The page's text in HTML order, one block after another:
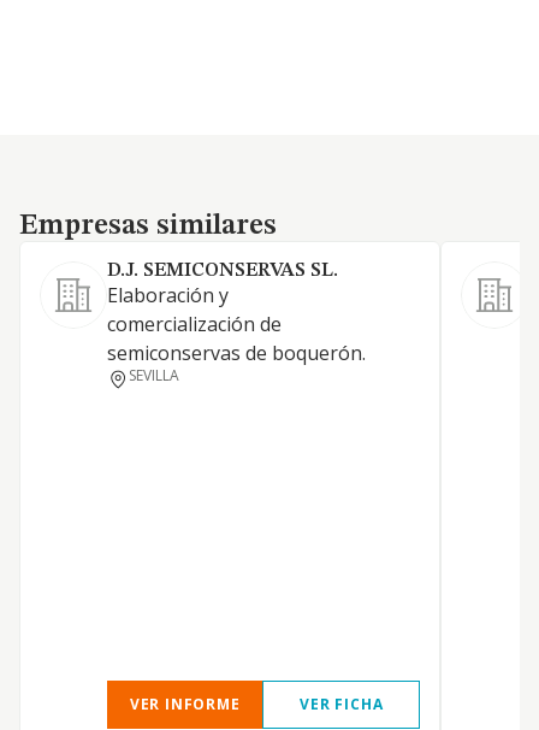
Empresas similares
Empresas similares
D.J. SEMICONSERVAS SL.
Elaboración y
comercialización de
semiconservas de boquerón.
SEVILLA
VER INFORME VER FICHA